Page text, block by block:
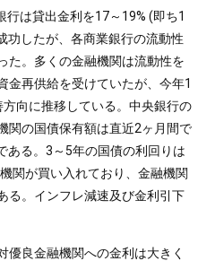
は貸出金利を17～19% (即ち1
功したが、各商業銀行の流動性
た。多くの金融機関は流動性を
金再供給を受けていたが、今年1
向に推移している。中央銀行の
関の国債保有額は直近2ヶ月間で
ある。3～5年の国債の利回りは
関が買い入れており、金融機関
る。インフレ減速及び金利引下
優良金融機関への金利は大きく